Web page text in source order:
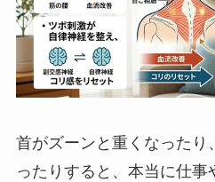
首がズーンと重くなったり
ったりすると、本当に仕事